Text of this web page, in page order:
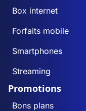
Box internet
Forfaits mobile
Smartphones
Streaming
Promotions
Bons plans